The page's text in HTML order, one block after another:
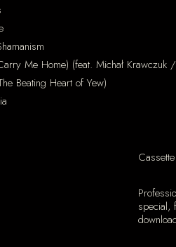
Me Home) (feat. Michał Krawczuk
Beating Heart of Yew)
special,